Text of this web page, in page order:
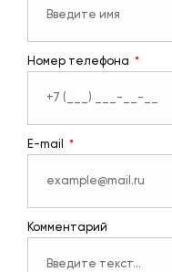
Номер телефона
E-mail
Комментарий